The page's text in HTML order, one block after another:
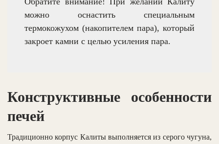
можно оснастить специальным
термокожухом (накопителем пара), который
закроет камни с целью усиления пара.
Конструктивные особенности
печей
Традиционно корпус Калиты выполняется из серого чугуна,